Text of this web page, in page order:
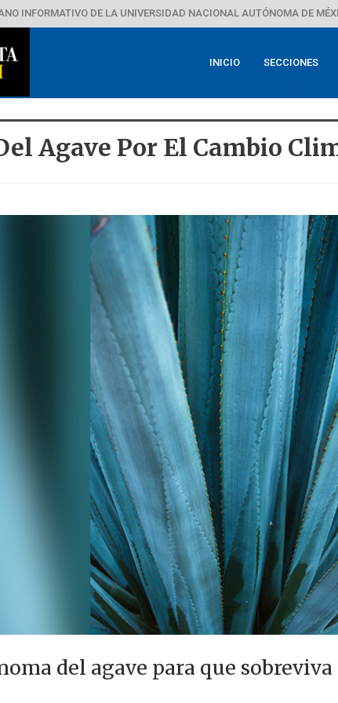
INFORMATIVO DE LA UNIVERSIDAD NACIONAL AUTÓNOMA DE
INICIO SECCIONES
Agave Por El Cambio
del agave para que